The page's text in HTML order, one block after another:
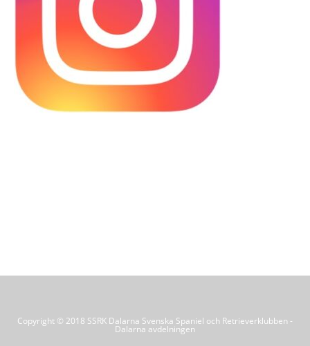
Copyright © 2018 SSRK Dalarna Svenska Spaniel och Retrieverklubben -
Dalarna avdelningen